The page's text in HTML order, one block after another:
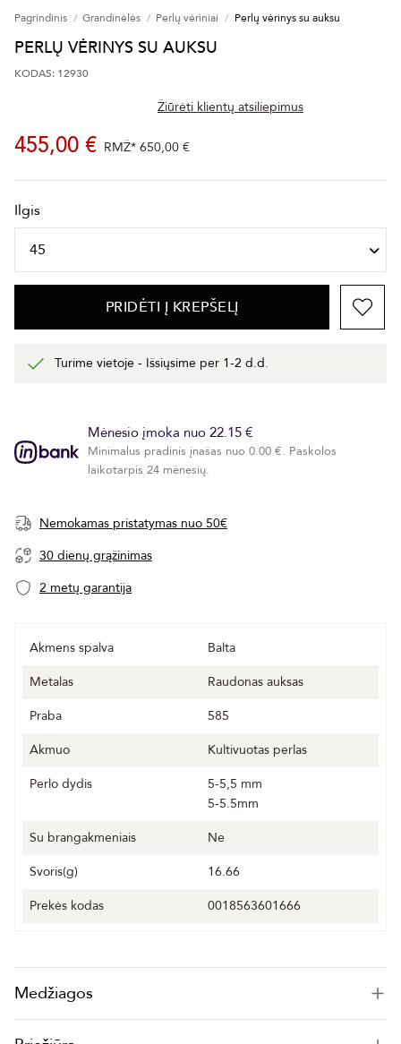
Pagrindinis Grandinėlės Perlų vėriniai Perlų vėrinys su auksu
PERLŲ VĖRINYS SU AUKSU
KODAS: 12930
Žiūrėti klientų atsiliepimus
455,00 € RMŽ* 650,00 €
Ilgis
PRIDĖTI Į KREPŠELĮ
Turime vietoje - Išsiųsime per 1-2 d.d.
Mėnesio įmoka nuo 22.15 €
Minimalus pradinis įnašas nuo 0.00 €. Paskolos
laikotarpis 24 mėnesių.
Nemokamas pristatymas nuo 50€
30 dienų grąžinimas
2 metų garantija
Akmens spalva
Balta
Metalas
Raudonas auksas
Praba
585
Akmuo
Kultivuotas perlas
Perlo dydis
5-5,5 mm
5-5.5mm
Su brangakmeniais
Ne
Svoris(g)
16.66
Prekės kodas
0018563601666
Medžiagos